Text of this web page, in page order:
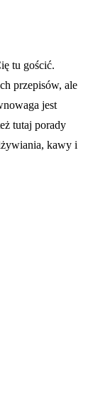
tu gościć.
przepisów, ale
jest
tutaj porady
kawy i